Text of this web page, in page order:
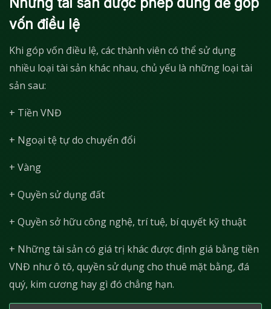
vốn điều lệ
Khi góp vốn điều lệ, các thành viên có thể sử dụng
nhiều loại tài sản khác nhau, chủ yếu là những loại tài
sản sau:
+ Tiền VNĐ
+ Ngoại tệ tự do chuyển đổi
+ Vàng
+ Quyền sử dụng đất
+ Quyền sở hữu công nghệ, trí tuệ, bí quyết kỹ thuật
+ Những tài sản có giá trị khác được định giá bằng tiền
VNĐ như ô tô, quyền sử dụng cho thuê mặt bằng, đá
quý, kim cương hay gì đó chẳng hạn.